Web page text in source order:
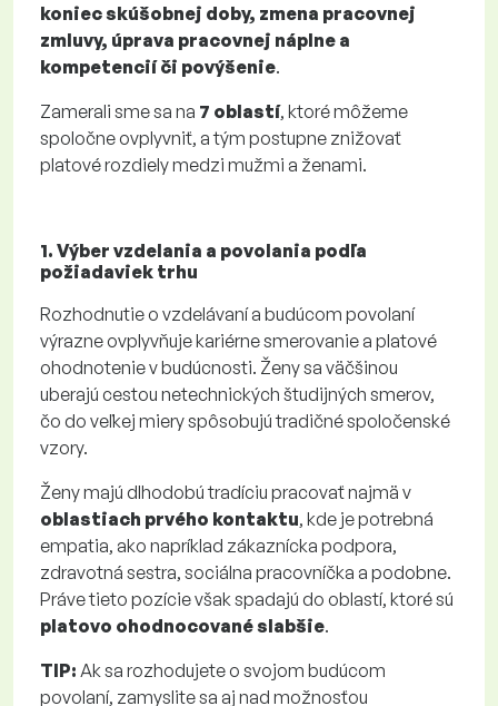
koniec skúšobnej doby, zmena pracovnej
zmluvy, úprava pracovnej náplne a
kompetencií či povýšenie.
Zamerali sme sa na 7 oblastí, ktoré môžeme
spoločne ovplyvniť, a tým postupne znižovať
platové rozdiely medzi mužmi a ženami.
1. Výber vzdelania a povolania podľa
požiadaviek trhu
Rozhodnutie o vzdelávaní a budúcom povolaní
výrazne ovplyvňuje kariérne smerovanie a platové
ohodnotenie v budúcnosti. Ženy sa väčšinou
uberajú cestou netechnických študijných smerov,
čo do veľkej miery spôsobujú tradičné spoločenské
vzory.
Ženy majú dlhodobú tradíciu pracovať najmä v
oblastiach prvého kontaktu, kde je potrebná
empatia, ako napríklad zákaznícka podpora,
zdravotná sestra, sociálna pracovníčka a podobne.
Práve tieto pozície však spadajú do oblastí, ktoré sú
platovo ohodnocované slabšie.
TIP: Ak sa rozhodujete o svojom budúcom
povolaní, zamyslite sa aj nad možnosťou